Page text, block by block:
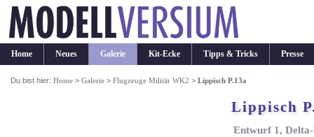
Home Neues Galerie Kit-Ecke Tipps & Tricks Presse
Du bist hier:Home >Galerie >Flugzeuge Militär WK2 >Lippisch P.13a
Lippisch
Entwurf 1,